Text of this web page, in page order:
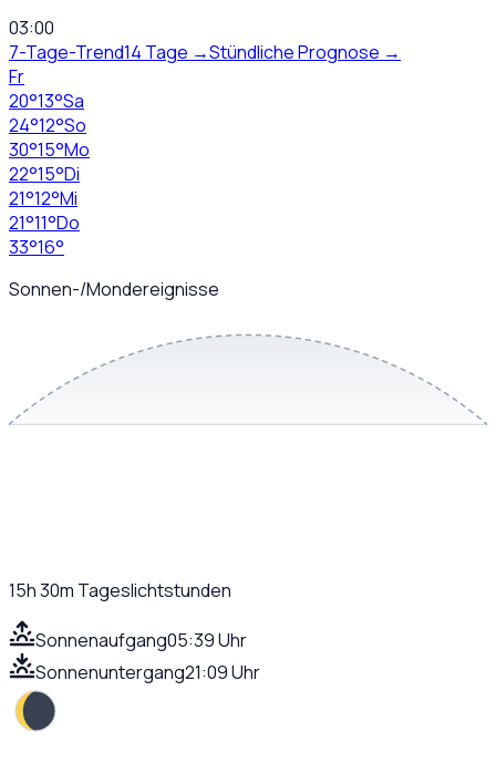
03:00
7-Tage-Trend14 Tage →Stündliche Prognose →
Fr
20°13°Sa
24°12°So
30°15°Mo
22°15°Di
21°12°Mi
21°11°Do
33°16°
Sonnen-/Mondereignisse
15h 30m Tageslichtstunden
Sonnenaufgang05:39 Uhr
Sonnenuntergang21:09 Uhr